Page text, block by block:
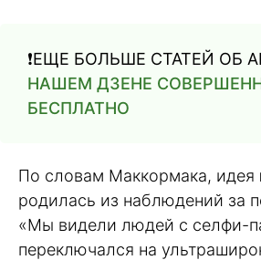
❗️ЕЩЕ БОЛЬШЕ СТАТЕЙ ОБ
НАШЕМ ДЗЕНЕ
БЕСПЛАТНО
По словам Маккормака, идея
родилась из наблюдений за
«Мы видели людей с селфи-
переключался на